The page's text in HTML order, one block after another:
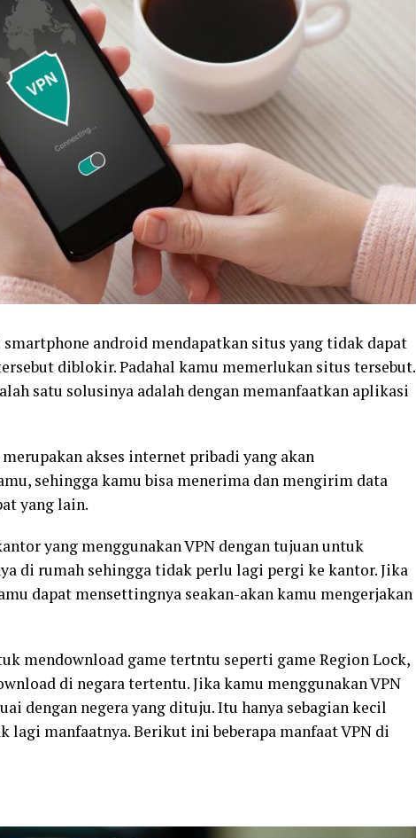
android mendapatkan situs yang tidak dapat
diblokir. Padahal kamu memerlukan situs tersebut.
satu solusinya adalah dengan memanfaatkan aplikasi
akses internet pribadi yang akan
sehingga kamu bisa menerima dan mengirim data
yang lain.
yang menggunakan VPN dengan tujuan untuk
di rumah sehingga tidak perlu lagi pergi ke kantor. Jika
dapat mensettingnya seakan-akan kamu mengerjakan
mendownload game tertntu seperti game Region Lock,
di negara tertentu. Jika kamu menggunakan VPN
dengan negera yang dituju. Itu hanya sebagian kecil
lagi manfaatnya. Berikut ini beberapa manfaat VPN di